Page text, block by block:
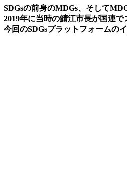
SDGsの前身のMDGs、そして
2019年に当時の鯖江市長が国連
今回のSDGsプラットフォームの